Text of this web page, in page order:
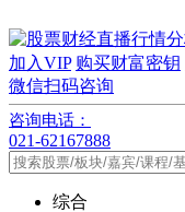
加入VIP 购买财富密钥
微信扫码咨询
咨询电话：
021-62167888
综合